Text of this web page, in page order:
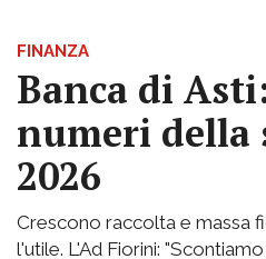
FINANZA
Banca di
numeri della
2026
Crescono raccolta e massa
l'utile. L'Ad Fiorini: